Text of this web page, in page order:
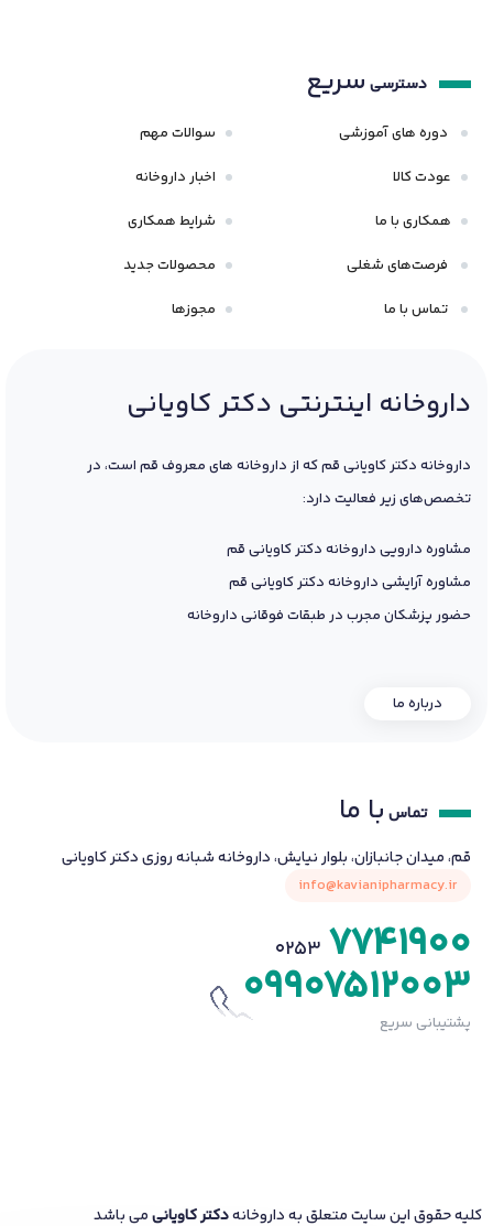
دسترسی سریع
دوره های آموزشی
عودت کالا
همکاری با ما
فرصت‌های شغلی
تماس با ما
سوالات مهم
اخبار داروخانه
شرایط همکاری
محصولات جدید
مجوزها
داروخانه اینترنتی دکتر کاویانی
داروخانه دکتر کاویانی قم که از داروخانه های معروف قم است، در
تخصص‌های زیر فعالیت دارد:
مشاوره دارویی داروخانه دکتر کاویانی قم
مشاوره آرایشی داروخانه دکتر کاویانی قم
حضور پزشکان مجرب در طبقات فوقانی داروخانه
درباره ما
تماس با ما
قم، میدان جانبازان، بلوار نیایش، داروخانه شبانه روزی دکتر کاویانی
info@kavianipharmacy.ir
0253 7741900
09907512003
پشتیبانی سریع
کلیه حقوق این سایت متعلق به داروخانهدکتر کاویانیمی باشد